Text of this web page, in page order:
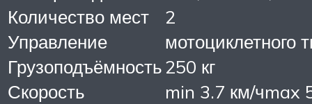
Количество мест
2
Управление
мотоциклетного
Грузоподъёмность250 кг
Скорость
min 3.7 км/чmax